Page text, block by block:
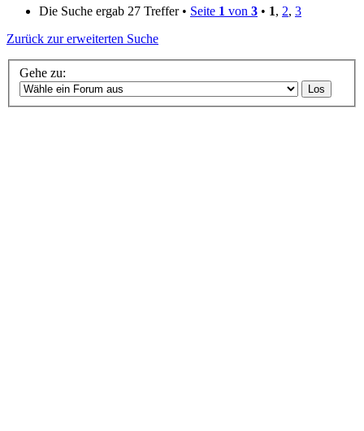
Die Suche ergab 27 Treffer • Seite 1 von 3 • 1, 2, 3
Zurück zur erweiterten Suche
Gehe zu: